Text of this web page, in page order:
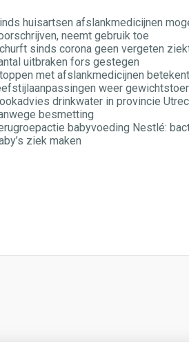
huisartsen afslankmedicijnen
neemt gebruik toe
sinds corona geen vergeten
uitbraken fors gestegen
met afslankmedicijnen
weer
drinkwater in provincie
besmetting
babyvoeding Nestlé:
ziek maken